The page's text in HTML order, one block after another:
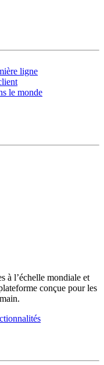
ligne
le monde
à l’échelle mondiale et
conçue pour les